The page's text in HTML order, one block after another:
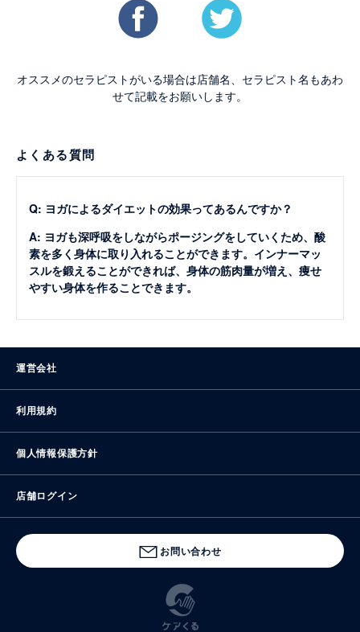
オススメのセラピストがいる場合は店舗名、セラピスト名もあわ
せて記載をお願いします。
よくある質問
Q: ヨガによるダイエットの効果ってあるんですか？
A: ヨガも深呼吸をしながらポージングをしていくため、酸
素を多く身体に取り入れることができます。インナーマッ
スルを鍛えることができれば、身体の筋肉量が増え、痩せ
やすい身体を作ることできます。
運営会社
利用規約
個人情報保護方針
店舗ログイン
お問い合わせ